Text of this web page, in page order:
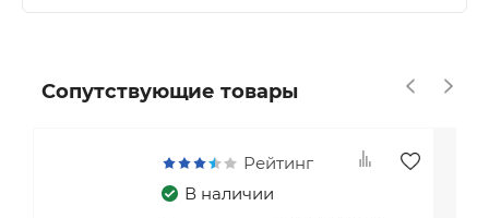
Сопутствующие товары
Рейтинг
В наличии